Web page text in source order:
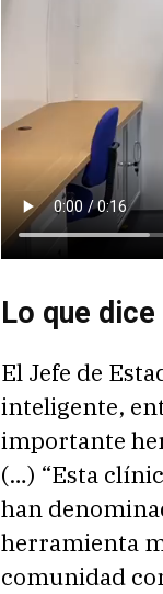
Lo que
El Jefe de
inteligente,
importante
(…) “Esta
han
herramienta
comunidad